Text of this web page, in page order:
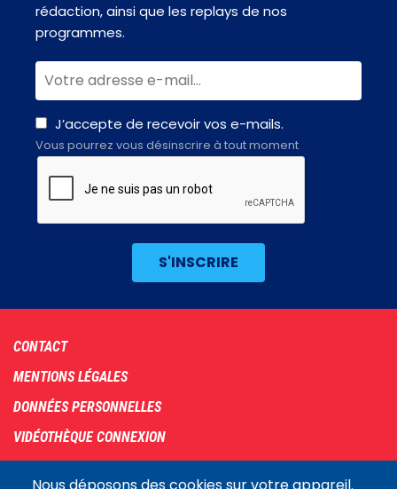
rédaction, ainsi que les replays de nos
programmes.
J’accepte de recevoir vos e-mails.
Vous pourrez vous désinscrire à tout moment
Footer
menu
CONTACT
MENTIONS LÉGALES
DONNÉES PERSONNELLES
VIDÉOTHÈQUE CONNEXION